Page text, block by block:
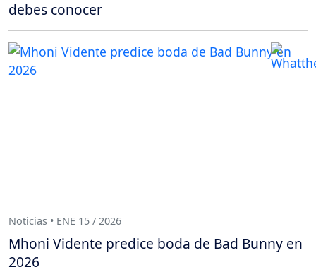
debes conocer
Noticias • ENE 15 / 2026
Mhoni Vidente predice boda de Bad Bunny en
2026